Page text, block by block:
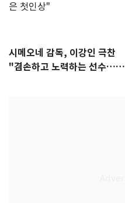
시메오네 감독, 이강인 극찬
"겸손하고 노력하는 선수…좋